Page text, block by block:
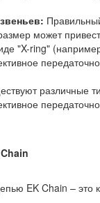
может
"X-ring"
различные
EK Chain – это